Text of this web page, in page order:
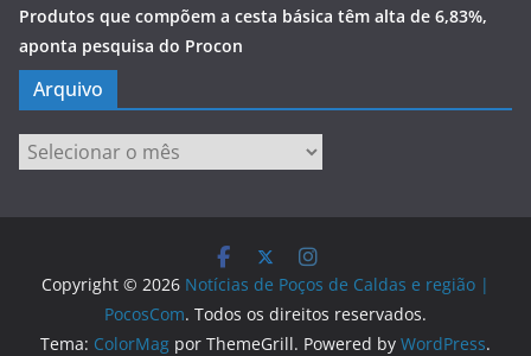
Produtos que compõem a cesta básica têm alta de 6,83%,
aponta pesquisa do Procon
Arquivo
Arquivo
Copyright © 2026 Notícias de Poços de Caldas e região |
PocosCom. Todos os direitos reservados.
Tema: ColorMag por ThemeGrill. Powered by WordPress.